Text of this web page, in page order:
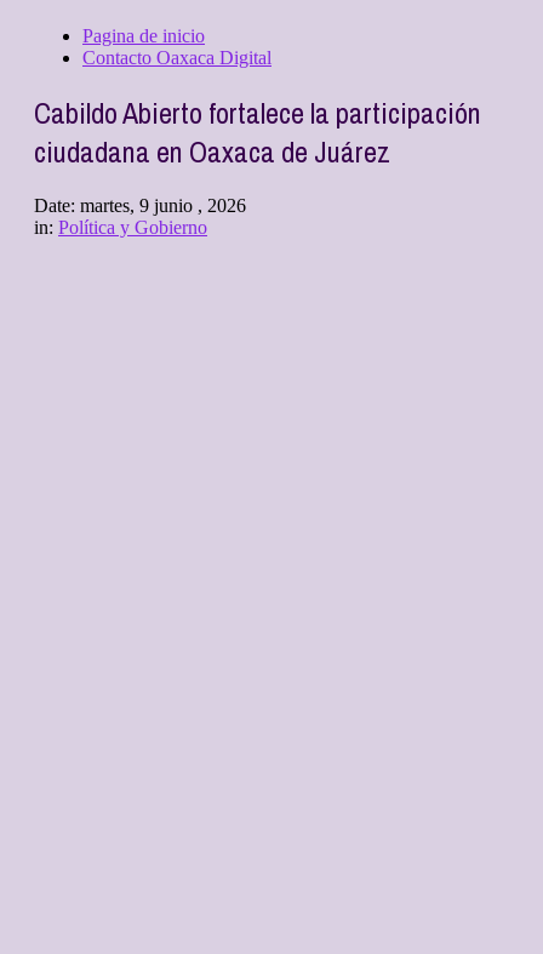
Pagina de inicio
Contacto Oaxaca Digital
Cabildo Abierto fortalece la participación
ciudadana en Oaxaca de Juárez
Date: martes, 9 junio , 2026
in: Política y Gobierno